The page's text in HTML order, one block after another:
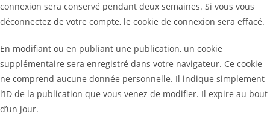
connexion sera conservé pendant deux semaines. Si vous vous
déconnectez de votre compte, le cookie de connexion sera effacé.
En modifiant ou en publiant une publication, un cookie
supplémentaire sera enregistré dans votre navigateur. Ce cookie
ne comprend aucune donnée personnelle. Il indique simplement
l’ID de la publication que vous venez de modifier. Il expire au bout
d’un jour.